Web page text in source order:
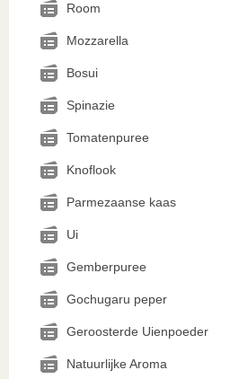
Room
Mozzarella
Bosui
Spinazie
Tomatenpuree
Knoflook
Parmezaanse kaas
Ui
Gemberpuree
Gochugaru peper
Geroosterde Uienpoeder
Natuurlijke Aroma